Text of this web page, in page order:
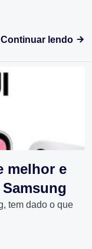
Continuar lendo
melhor e
tem dado o que